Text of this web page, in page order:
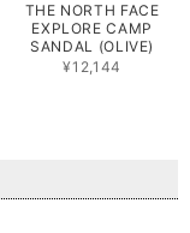
THE NORTH FACE
EXPLORE CAMP
SANDAL (OLIVE)
¥12,144